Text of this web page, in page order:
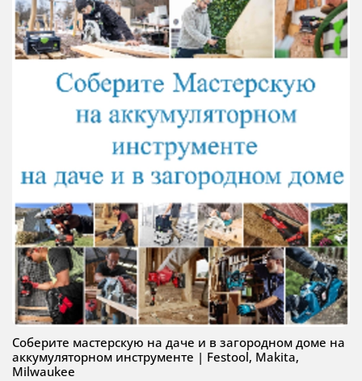
Соберите мастерскую на даче и в загородном доме на
аккумуляторном инструменте | Festool, Makita,
Milwaukee